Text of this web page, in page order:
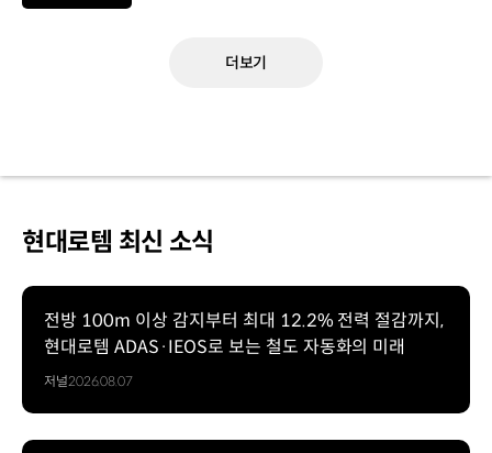
더보기
현대로템 최신 소식
전방 100m 이상 감지부터 최대 12.2% 전력 절감까지,
현대로템 ADAS·IEOS로 보는 철도 자동화의 미래
저널2026.08.07